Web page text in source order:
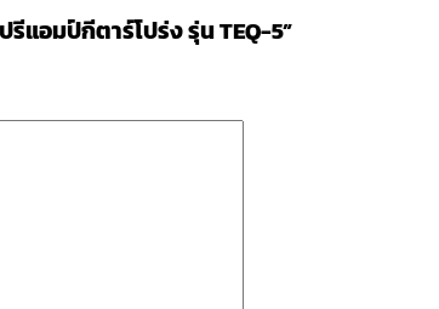
แอมป์กีตาร์โปร่ง รุ่น TEQ-5”